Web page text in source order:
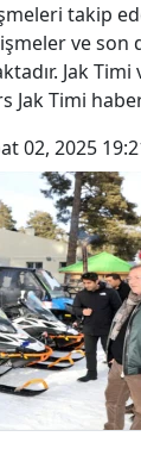
takip
ve son
Jak Timi
Jak Timi
02, 2025